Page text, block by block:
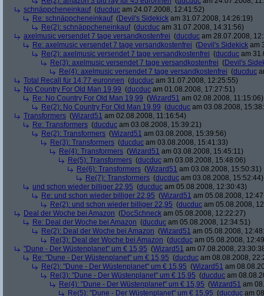
schnäppcheneinkauf(ducduc am 24.07.2008, 12:41:52)
Re: schnäppcheneinkauf(Devil's Sidekick am 31.07.2008, 14:26:19)
Re(2): schnäppcheneinkauf(ducduc am 31.07.2008, 14:31:56)
axelmusic versendet 7 tage versandkostenfrei (ducduc am 28.07.2008,
Re: axelmusic versendet 7 tage versandkostenfrei (Devil's Sidekick am
Re(2): axelmusic versendet 7 tage versandkostenfrei (ducduc am
Re(3): axelmusic versendet 7 tage versandkostenfrei (Devil's
Re(4): axelmusic versendet 7 tage versandkostenfrei (ducduc
Total Recall für 14,77 euronnen (ducduc am 31.07.2008, 12:25:55)
No Country For Old Man 19,99 (ducduc am 01.08.2008, 17:27:51)
Re: No Country For Old Man 19,99 (Wizard51 am 02.08.2008, 11:15:06)
Re(2): No Country For Old Man 19,99 (ducduc am 03.08.2008,
Transformers (Wizard51 am 02.08.2008, 11:16:54)
Re: Transformers (ducduc am 03.08.2008, 15:39:21)
Re(2): Transformers (Wizard51 am 03.08.2008, 15:39:56)
Re(3): Transformers (ducduc am 03.08.2008, 15:41:33)
Re(4): Transformers (Wizard51 am 03.08.2008, 15:45:11)
Re(5): Transformers (ducduc am 03.08.2008, 15:48:06)
Re(6): Transformers (Wizard51 am 03.08.2008, 15:50:31)
Re(7): Transformers (ducduc am 03.08.2008, 15:52:44)
und schon wieder billiger 22,95 (ducduc am 05.08.2008, 12:30:43)
Re: und schon wieder billiger 22,95 (Wizard51 am 05.08.2008,
Re(2): und schon wieder billiger 22,95 (ducduc am 05.08.2008,
Deal der Woche bei Amazon (DocSchneck am 05.08.2008, 12:22:27)
Re: Deal der Woche bei Amazon (ducduc am 05.08.2008, 12:34:51)
Re(2): Deal der Woche bei Amazon (Wizard51 am 05.08.2008,
Re(3): Deal der Woche bei Amazon (ducduc am 05.08.2008,
"Dune - Der Wüstenplanet" um € 15,95 (Wizard51 am 07.08.2008,
Re: "Dune - Der Wüstenplanet" um € 15,95 (ducduc am 08.08.2008,
Re(2): "Dune - Der Wüstenplanet" um € 15,95 (Wizard51 am
Re(3): "Dune - Der Wüstenplanet" um € 15,95 (ducduc am
Re(4): "Dune - Der Wüstenplanet" um € 15,95 (Wizard51 am
Re(5): "Dune - Der Wüstenplanet" um € 15,95 (ducduc am